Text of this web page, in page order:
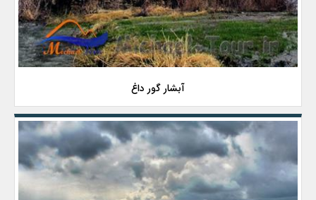
آبشار گور داغ